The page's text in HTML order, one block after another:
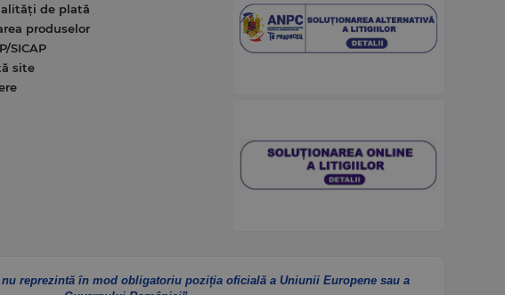
de plată
produselor
SICAP
site
reprezintă în mod obligatoriu poziția oficială a Uniunii Europene sau a